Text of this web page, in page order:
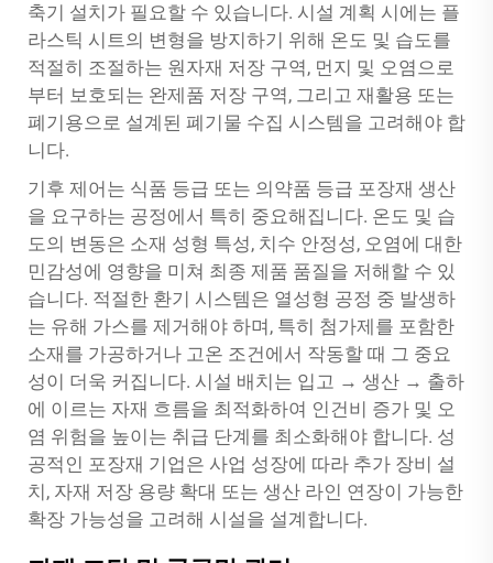
축기 설치가 필요할 수 있습니다. 시설 계획 시에는 플
라스틱 시트의 변형을 방지하기 위해 온도 및 습도를
적절히 조절하는 원자재 저장 구역, 먼지 및 오염으로
부터 보호되는 완제품 저장 구역, 그리고 재활용 또는
폐기용으로 설계된 폐기물 수집 시스템을 고려해야 합
니다.
기후 제어는 식품 등급 또는 의약품 등급 포장재 생산
을 요구하는 공정에서 특히 중요해집니다. 온도 및 습
도의 변동은 소재 성형 특성, 치수 안정성, 오염에 대한
민감성에 영향을 미쳐 최종 제품 품질을 저해할 수 있
습니다. 적절한 환기 시스템은 열성형 공정 중 발생하
는 유해 가스를 제거해야 하며, 특히 첨가제를 포함한
소재를 가공하거나 고온 조건에서 작동할 때 그 중요
성이 더욱 커집니다. 시설 배치는 입고 → 생산 → 출하
에 이르는 자재 흐름을 최적화하여 인건비 증가 및 오
염 위험을 높이는 취급 단계를 최소화해야 합니다. 성
공적인 포장재 기업은 사업 성장에 따라 추가 장비 설
치, 자재 저장 용량 확대 또는 생산 라인 연장이 가능한
확장 가능성을 고려해 시설을 설계합니다.